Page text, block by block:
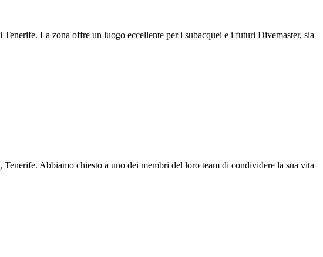
La zona offre un luogo eccellente per i subacquei e i futuri Divemaster, sia
Abbiamo chiesto a uno dei membri del loro team di condividere la sua vita